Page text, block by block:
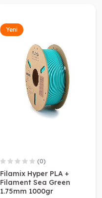
Yeni
(0)
Filamix Hyper PLA +
Filament Sea Green
1.75mm 1000gr